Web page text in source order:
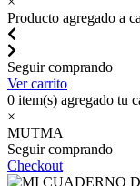
Producto agregado a
Seguir comprando
Ver carrito
0 item(s) agregado tu
×
MUTMA
Seguir comprando
Checkout